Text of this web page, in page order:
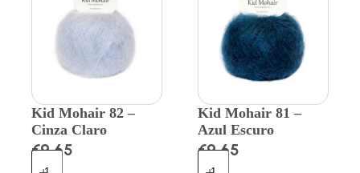
Kid Mohair 82 –
Cinza Claro
€9.65
Kid Mohair 81 –
Azul Escuro
€9.65